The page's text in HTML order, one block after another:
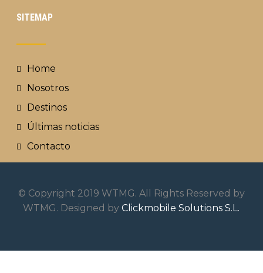
SITEMAP
Home
Nosotros
Destinos
Últimas noticias
Contacto
© Copyright 2019 WTMG. All Rights Reserved by
WTMG. Designed byClickmobile Solutions S.L.